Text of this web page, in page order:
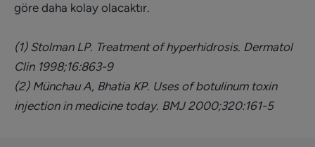
göre daha kolay olacaktır.
(1) Stolman LP. Treatment of hyperhidrosis. Dermatol
Clin 1998;16:863-9
(2) Münchau A, Bhatia KP. Uses of botulinum toxin
injection in medicine today. BMJ 2000;320:161-5